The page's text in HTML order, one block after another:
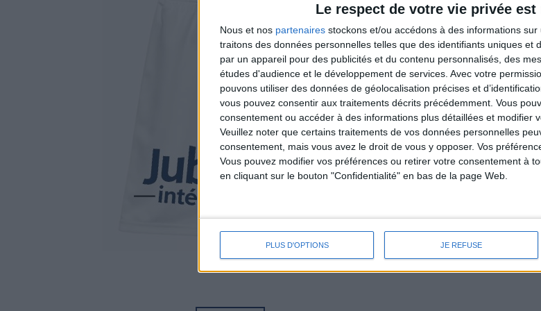
Le respect de votre vie privée
Nous et nos partenaires stockons et/ou accédons à des informations
traitons des données personnelles telles que des identifiants uniques et
par un appareil pour des publicités et du contenu personnalisés, des
études d'audience et le développement de services. Avec votre
pouvons utiliser des données de géolocalisation précises et
vous pouvez consentir aux traitements décrits précédemment. Vous
consentement ou accéder à des informations plus détaillées et modifier
Veuillez noter que certains traitements de vos données personnelles
consentement, mais vous avez le droit de vous y opposer. Vos
Vous pouvez modifier vos préférences ou retirer votre consentement à
en cliquant sur le bouton "Confidentialité" en bas de la page Web.
PLUS D'OPTIONS JE REFUSE
Quantité
